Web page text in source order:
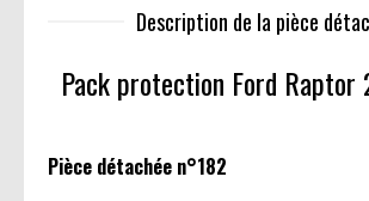
Description de la pièce
Pack protection Ford Raptor
Pièce détachée n°182